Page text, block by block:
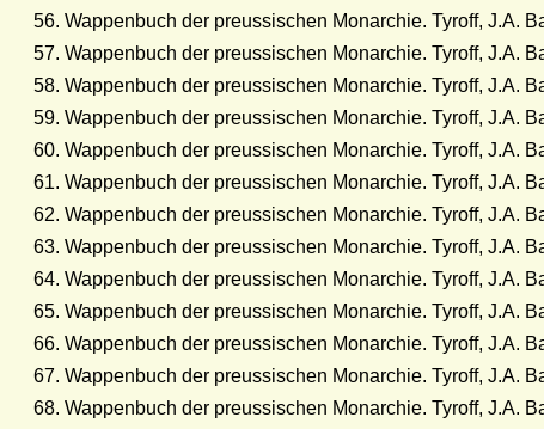
Wappenbuch der preussischen Monarchie. Tyroff, J.A.
Wappenbuch der preussischen Monarchie. Tyroff, J.A.
Wappenbuch der preussischen Monarchie. Tyroff, J.A.
Wappenbuch der preussischen Monarchie. Tyroff, J.A.
Wappenbuch der preussischen Monarchie. Tyroff, J.A.
Wappenbuch der preussischen Monarchie. Tyroff, J.A.
Wappenbuch der preussischen Monarchie. Tyroff, J.A.
Wappenbuch der preussischen Monarchie. Tyroff, J.A.
Wappenbuch der preussischen Monarchie. Tyroff, J.A.
Wappenbuch der preussischen Monarchie. Tyroff, J.A.
Wappenbuch der preussischen Monarchie. Tyroff, J.A.
Wappenbuch der preussischen Monarchie. Tyroff, J.A.
Wappenbuch der preussischen Monarchie. Tyroff, J.A.